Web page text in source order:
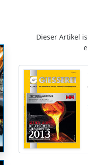
Dieser Artikel